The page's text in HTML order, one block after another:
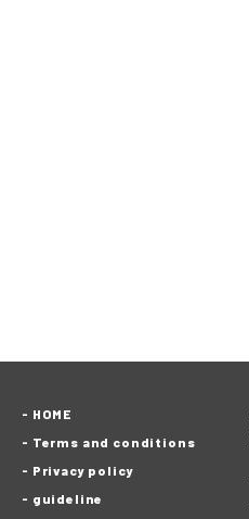
HOME
Terms and conditions
Privacy policy
guideline